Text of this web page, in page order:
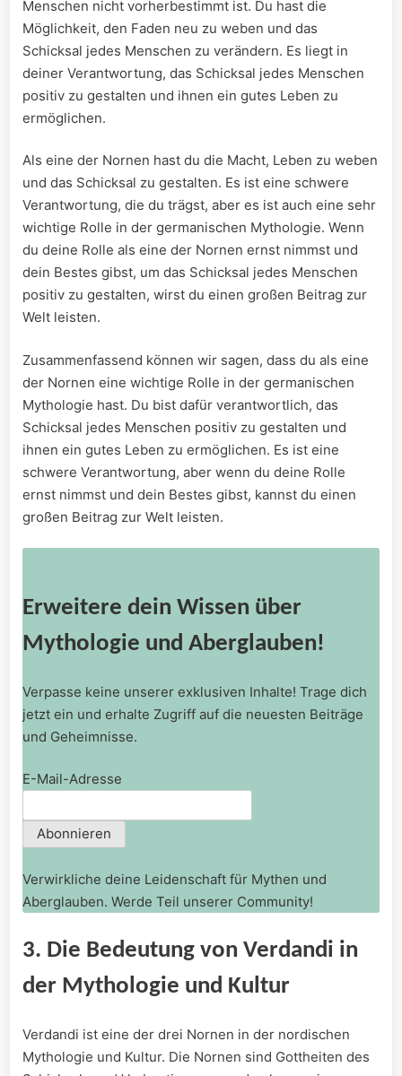
Menschen nicht vorherbestimmt ist. Du hast die
Möglichkeit, den Faden neu zu weben und das
Schicksal jedes Menschen zu verändern. Es liegt in
deiner Verantwortung, das Schicksal jedes Menschen
positiv zu gestalten und ihnen ein gutes Leben zu
ermöglichen.
Als eine der Nornen hast du die Macht, Leben zu weben
und das Schicksal zu gestalten. Es ist eine schwere
Verantwortung, die du trägst, aber es ist auch eine sehr
wichtige Rolle in der germanischen Mythologie. Wenn
du deine Rolle als eine der Nornen ernst nimmst und
dein Bestes gibst, um das Schicksal jedes Menschen
positiv zu gestalten, wirst du einen großen Beitrag zur
Welt leisten.
Zusammenfassend können wir sagen, dass du als eine
der Nornen eine wichtige Rolle in der germanischen
Mythologie hast. Du bist dafür verantwortlich, das
Schicksal jedes Menschen positiv zu gestalten und
ihnen ein gutes Leben zu ermöglichen. Es ist eine
schwere Verantwortung, aber wenn du deine Rolle
ernst nimmst und dein Bestes gibst, kannst du einen
großen Beitrag zur Welt leisten.
Erweitere dein Wissen über
Mythologie und Aberglauben!
Verpasse keine unserer exklusiven Inhalte! Trage dich
jetzt ein und erhalte Zugriff auf die neuesten Beiträge
und Geheimnisse.
E-Mail-Adresse
Verwirkliche deine Leidenschaft für Mythen und
Aberglauben. Werde Teil unserer Community!
3. Die Bedeutung von Verdandi in
der Mythologie und Kultur
Verdandi ist eine der drei Nornen in der nordischen
Mythologie und Kultur. Die Nornen sind Gottheiten des